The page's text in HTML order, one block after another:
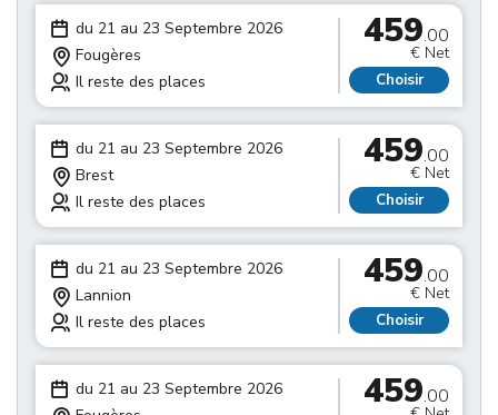
du 21 au 23 Septembre 2026
Fougères
Il reste des places
459.00
€ Net
Choisir
du 21 au 23 Septembre 2026
Brest
Il reste des places
459.00
€ Net
Choisir
du 21 au 23 Septembre 2026
Lannion
Il reste des places
459.00
€ Net
Choisir
du 21 au 23 Septembre 2026
459.00